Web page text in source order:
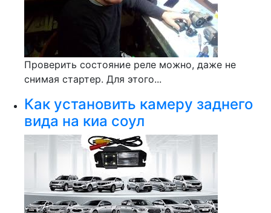
Проверить состояние реле можно, даже не
снимая стартер. Для этого...
Как установить камеру заднего
вида на киа соул